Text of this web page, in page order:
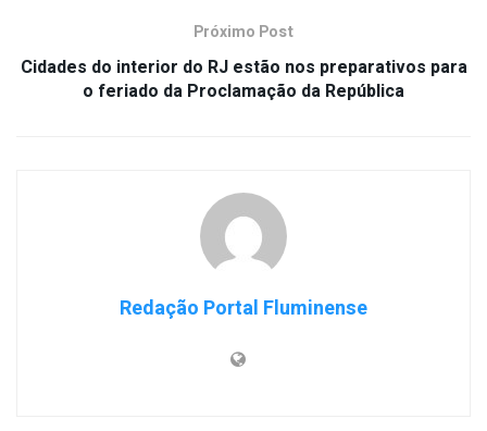
Próximo Post
Cidades do interior do RJ estão nos preparativos para
o feriado da Proclamação da República
Redação Portal Fluminense